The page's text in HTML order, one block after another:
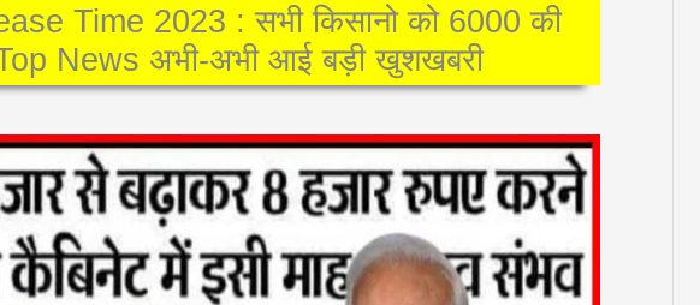
Time 2023 : सभी किसानो को 6000 की
News अभी-अभी आई बड़ी खुशखबरी